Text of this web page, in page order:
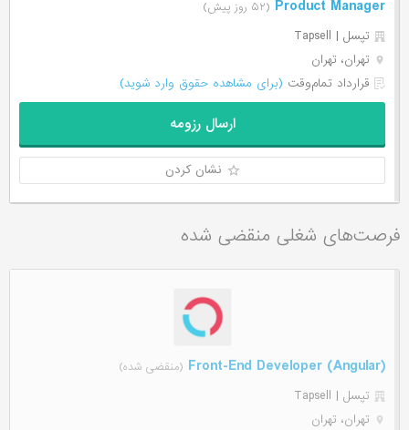
Product Manager (۵۲ روز پیش)
تپسل | Tapsell
تهران، تهران
قرارداد تمام‌وقت (برای مشاهده حقوق وارد شوید)
ارسال رزومه
نشان کردن
فرصت‌های شغلی منقضی شده
(Front-End Developer (Angular (منقضی شده)
تپسل | Tapsell
تهران، تهران